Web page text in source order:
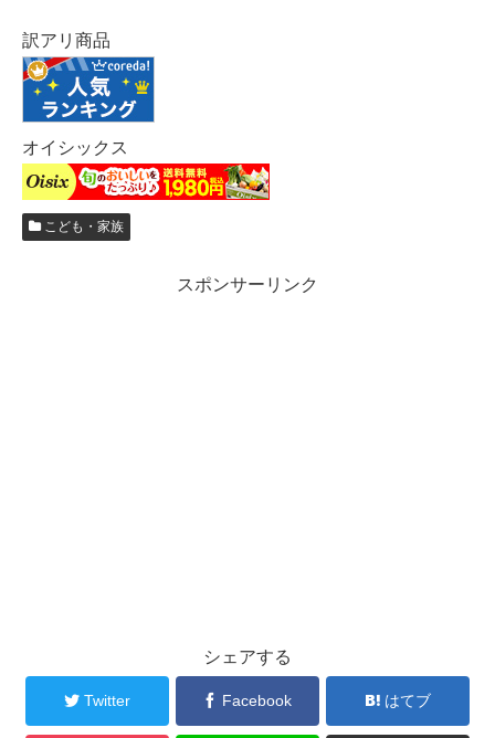
訳アリ商品
オイシックス
こども・家族
スポンサーリンク
シェアする
Twitter Facebook はてブ